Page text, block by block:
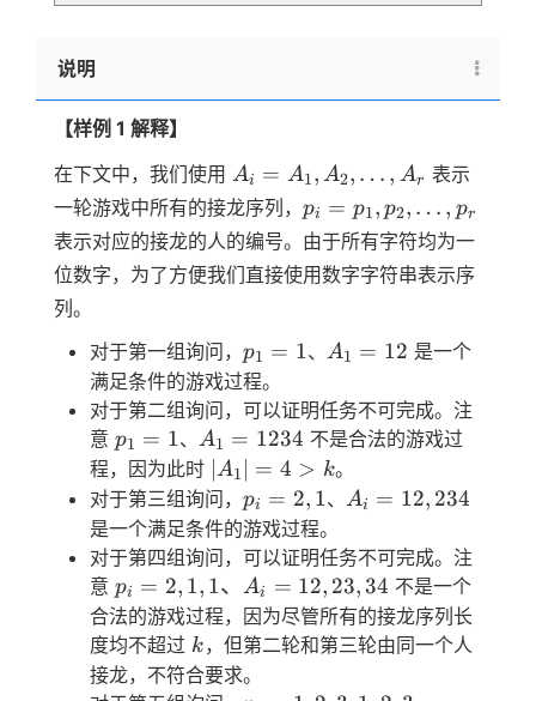
说明
【样例 1 解释】
在下文中，我们使用 {A_i}
=
{A_1,
A_2,
\dots
Ai = A1, A2, … , Ar 表示
一轮游戏中所有的接龙序列， {p_i}
=
{p_1,
p_2,
p_r}
pi = p1, p2, … , pr
表示对应的接龙的人的编号。由于所有字符均为一
位数字，为了方便我们直接使用数字字符串表示序
列。
对于第一组询问， p_1
= 1
p1 = 1、
A_1
12
A1 = 12 是一个
满足条件的游戏过程。
对于第二组询问，可以证明任务不可完成。注
意 p_1
= 1
p1 = 1、
A_1
=
1234
A1 = 1234 不是合法的游戏过
程，因为此时 |A_1|
= 4
> k
A1 = 4 > k。
对于第三组询问， {p_i}
= {2,
1}
pi = 2, 1、
{A_i}
{12,
234}
Ai = 12, 234
是一个满足条件的游戏过程。
对于第四组询问，可以证明任务不可完成。注
意 {p_i}
= {2,
1,
1}、
{A_i}
pi = 2, 1, 1、Ai = 12, 23,34 不是一个
合法的游戏过程，因为尽管所有的接龙序列长
度均不超过 k
k，但第二轮和第三轮由同一个人
接龙，不符合要求。